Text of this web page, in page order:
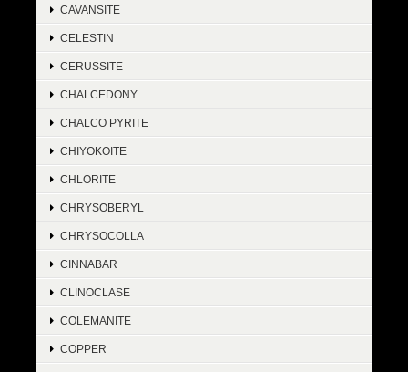
CAVANSITE
CELESTIN
CERUSSITE
CHALCEDONY
CHALCO PYRITE
CHIYOKOITE
CHLORITE
CHRYSOBERYL
CHRYSOCOLLA
CINNABAR
CLINOCLASE
COLEMANITE
COPPER